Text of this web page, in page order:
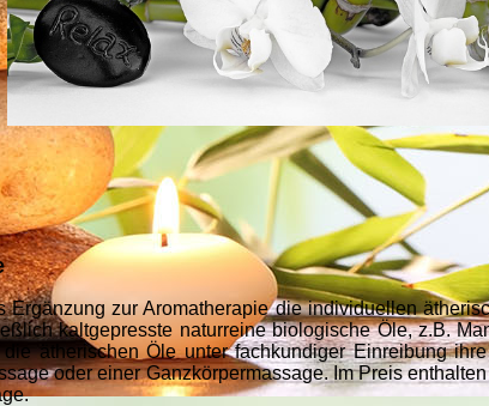
Ergänzung zur Aromatherapie die individuellen
kaltgepresste naturreine biologische Öle, z.B.
ätherischen Öle unter fachkundiger Einreibung
oder einer Ganzkörpermassage. Im Preis